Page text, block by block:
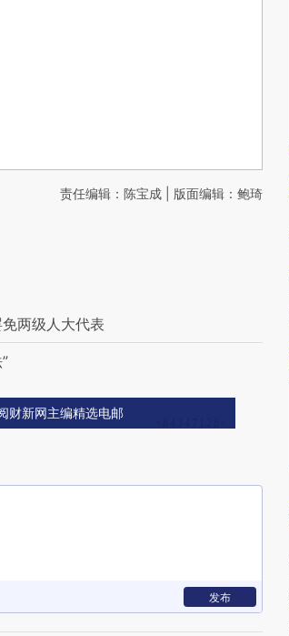
责任编辑：陈宝成 | 版面编辑：鲍琦
两级人大代表
财新网主编精选电邮
发布